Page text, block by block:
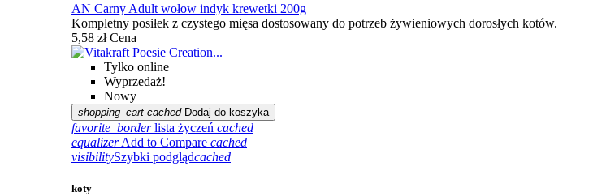
AN Carny Adult wołow indyk krewetki 200g
Kompletny posiłek z czystego mięsa dostosowany do potrzeb żywieniowych dorosłych kotów.
5,58 zł Cena
Tylko online
Wyprzedaż!
Nowy
shopping_cart cached Dodaj do koszyka
favorite_border lista życzeń cached
equalizer Add to Compare cached
visibilitySzybki podglądcached
koty